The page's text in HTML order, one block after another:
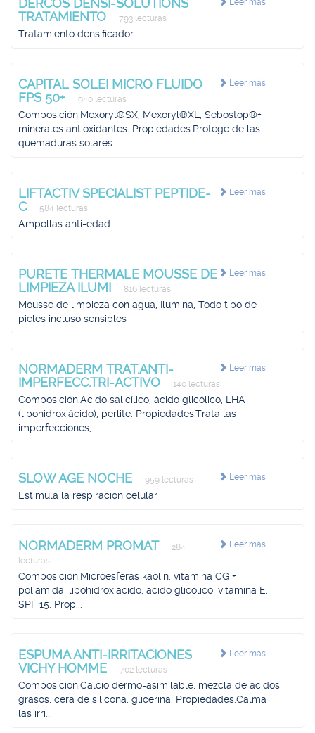
Leer más
DERCOS DENSI-SOLUTIONS
TRATAMIENTO
793 lecturas
Tratamiento densificador
Leer más
CAPITAL SOLEI MICRO FLUIDO
FPS 50+
940 lecturas
Composición.Mexoryl®SX, Mexoryl®XL, Sebostop®+
minerales antioxidantes. Propiedades.Protege de las
quemaduras solares...
Leer más
LIFTACTIV SPECIALIST PEPTIDE-
C
584 lecturas
Ampollas anti-edad
Leer más
PURETE THERMALE MOUSSE DE
LIMPIEZA ILUMI
816 lecturas
Mousse de limpieza con agua, Ilumina, Todo tipo de
pieles incluso sensibles
Leer más
NORMADERM TRAT.ANTI-
IMPERFECC.TRI-ACTIVO
140 lecturas
Composición.Acido salicílico, ácido glicólico, LHA
(lipohidroxiácido), perlite. Propiedades.Trata las
imperfecciones,...
Leer más
SLOW AGE NOCHE 959 lecturas
Estimula la respiración celular
Leer más
NORMADERM PROMAT
284
lecturas
Composición.Microesferas kaolín, vitamina CG +
poliamida, lipohidroxiácido, ácido glicólico, vitamina E,
SPF 15. Prop...
Leer más
ESPUMA ANTI-IRRITACIONES
VICHY HOMME
702 lecturas
Composición.Calcio dermo-asimilable, mezcla de ácidos
grasos, cera de silicona, glicerina. Propiedades.Calma
las irri...